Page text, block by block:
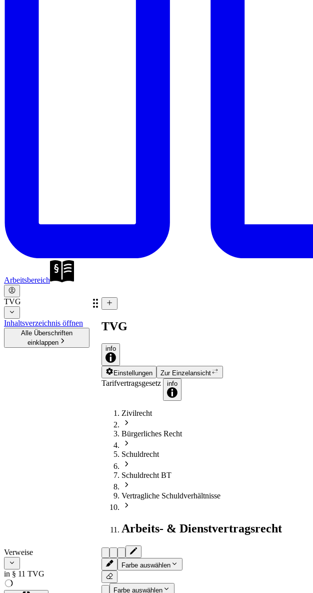
Arbeitsbereich
TVG
Inhaltsverzeichnis öffnen
Alle Überschriften
einklappen
Verweise
in § 11 TVG
TVG
info
Einstellungen Zur Einzelansicht
Tarifvertragsgesetz info
Zivilrecht
Bürgerliches Recht
Schuldrecht
Schuldrecht BT
Vertragliche Schuldverhältnisse
Arbeits- & Dienstvertragsrecht
Farbe auswählen
Farbe auswählen